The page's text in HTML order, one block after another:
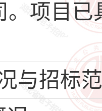
。项目
与招标